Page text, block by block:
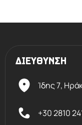
ΔΙΕΥΘΥΝΣΗ
Ίδης 7,
+30 2810